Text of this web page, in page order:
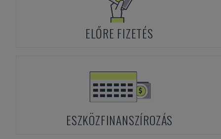
ELŐRE FIZETÉS
ESZKÖZFINANSZÍROZÁS